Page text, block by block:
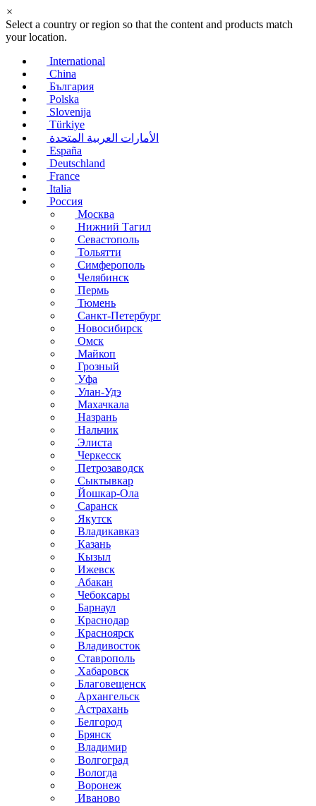
×
Select a country or region so that the content and products match
your location.
International
China
България
Polska
Slovenija
Türkiye
الأمارات العربية المتحدة
España
Deutschland
France
Italia
Россия
Москва
Нижний Тагил
Севастополь
Тольятти
Симферополь
Челябинск
Пермь
Тюмень
Санкт-Петербург
Новосибирск
Омск
Майкоп
Грозный
Уфа
Улан-Удэ
Махачкала
Назрань
Нальчик
Элиста
Черкесск
Петрозаводск
Сыктывкар
Йошкар-Ола
Саранск
Якутск
Владикавказ
Казань
Кызыл
Ижевск
Абакан
Чебоксары
Барнаул
Краснодар
Красноярск
Владивосток
Ставрополь
Хабаровск
Благовещенск
Архангельск
Астрахань
Белгород
Брянск
Владимир
Волгоград
Вологда
Воронеж
Иваново